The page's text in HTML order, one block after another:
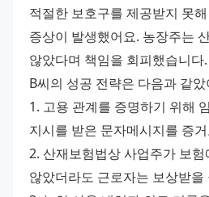
적절한 보호구를 제공받지 못
증상이 발생했어요. 농장주는
않았다며 책임을 회피했습니다.
B씨의 성공 전략은 다음과 같았
1. 고용 관계를 증명하기 위해
지시를 받은 문자메시지를 증
2. 산재보험법상 사업주가 보험
않았더라도 근로자는 보상받